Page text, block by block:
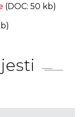
(DOC: 50 kb)